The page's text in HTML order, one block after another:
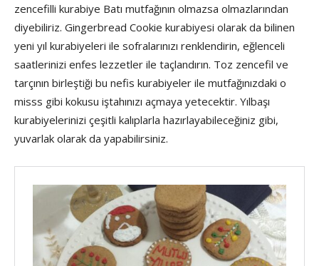
zencefilli kurabiye Batı mutfağının olmazsa olmazlarından
diyebiliriz. Gingerbread Cookie kurabiyesi olarak da bilinen
yeni yıl kurabiyeleri ile sofralarınızı renklendirin, eğlenceli
saatlerinizi enfes lezzetler ile taçlandırın. Toz zencefil ve
tarçının birleştiği bu nefis kurabiyeler ile mutfağınızdaki o
misss gibi kokusu iştahınızı açmaya yetecektir. Yılbaşı
kurabiyelerinizi çeşitli kalıplarla hazırlayabileceğiniz gibi,
yuvarlak olarak da yapabilirsiniz.